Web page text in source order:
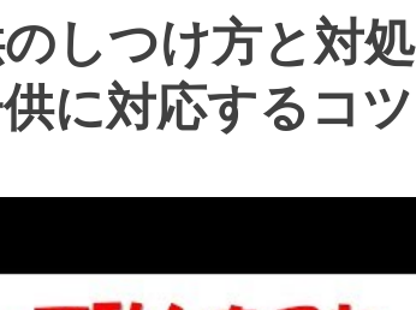
しつけ方と対処
に対応するコツ